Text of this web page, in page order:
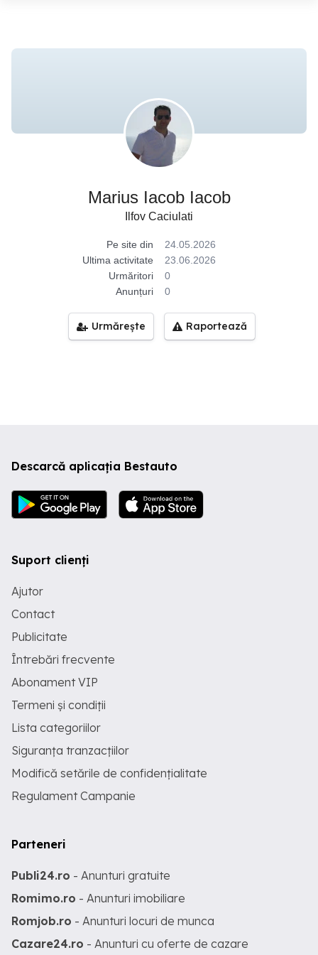
Marius Iacob Iacob
Ilfov Caciulati
Pe site din
24.05.2026
Ultima activitate
23.06.2026
Urmăritori
0
Anunțuri
0
Urmărește Raportează
Descarcă aplicația Bestauto
Suport clienți
Ajutor
Contact
Publicitate
Întrebări frecvente
Abonament VIP
Termeni și condiții
Lista categoriilor
Siguranța tranzacțiilor
Modifică setările de confidențialitate
Regulament Campanie
Parteneri
Publi24.ro - Anunturi gratuite
Romimo.ro - Anunturi imobiliare
Romjob.ro - Anunturi locuri de munca
Cazare24.ro - Anunturi cu oferte de cazare